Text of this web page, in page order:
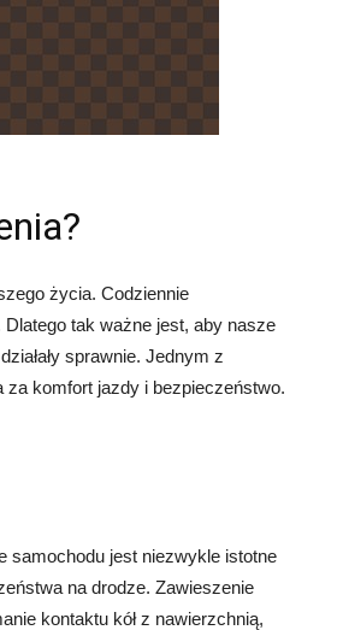
życia. Codziennie
tak ważne jest, aby nasze
sprawnie. Jednym z
komfort jazdy i bezpieczeństwo.
samochodu jest niezwykle istotne
na drodze. Zawieszenie
kontaktu kół z nawierzchnią,